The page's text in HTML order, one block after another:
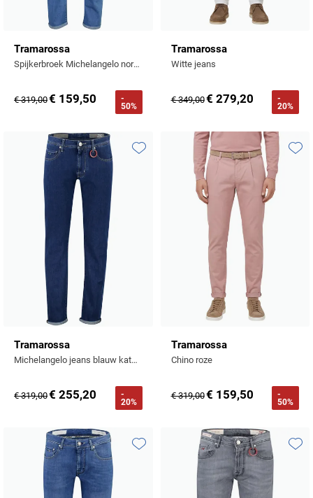
Tramarossa
Spijkerbroek Michelangelo normale fit 5-pocket
€ 319,00€ 159,50
-
50%
Tramarossa
Witte jeans
€ 349,00€ 279,20
-
20%
Tramarossa
Michelangelo jeans blauw katoen
€ 319,00€ 255,20
-
20%
Toevoegen aan favorieten
Tramarossa
Chino roze
€ 319,00€ 159,50
-
50%
Toevoegen aan favorieten